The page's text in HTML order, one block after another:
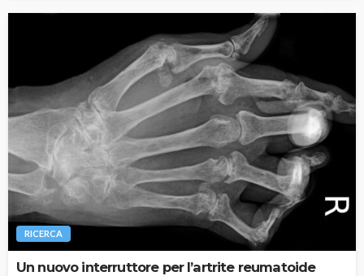
RICERCA
Un nuovo interruttore per l’artrite reumatoide